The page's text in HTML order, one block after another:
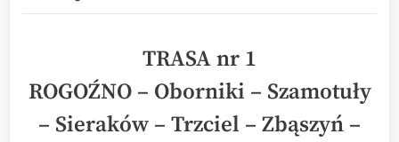
TRASA nr 1
ROGOŹNO – Oborniki – Szamotuły
– Sieraków – Trzciel – Zbąszyń –